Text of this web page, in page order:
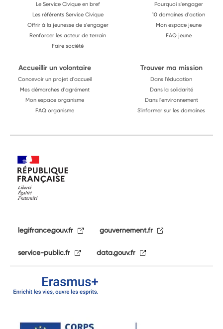
Le Service Civique en bref
Les référents Service Civique
Offrir à la jeunesse de s'engager
Renforcer les acteur de terrain
Faire société
Pourquoi s'engager
10 domaines d'action
Mon espace jeune
FAQ jeune
Accueillir un volontaire
Concevoir un projet d'accueil
Mes démarches d'agrément
Mon espace organisme
FAQ organisme
Trouver ma mission
Dans l'éducation
Dans la solidarité
Dans l'environnement
S'informer sur les domaines
legifrance.gouv.fr gouvernement.fr
service-public.fr data.gouv.fr